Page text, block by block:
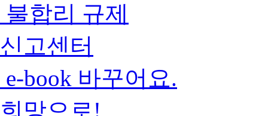
불합리 규제
신고센터
e-book 바꾸어요.
희망으로!